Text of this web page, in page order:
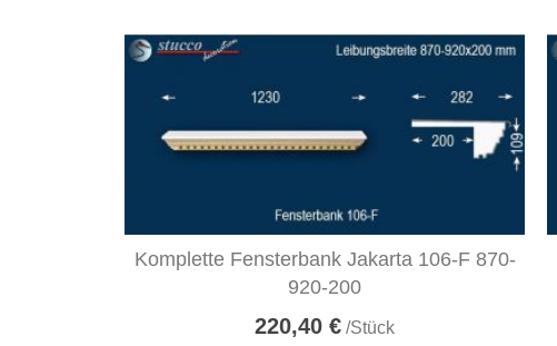
Komplette Fensterbank Jakarta 106-F 870-
920-200
220,40 € /Stück